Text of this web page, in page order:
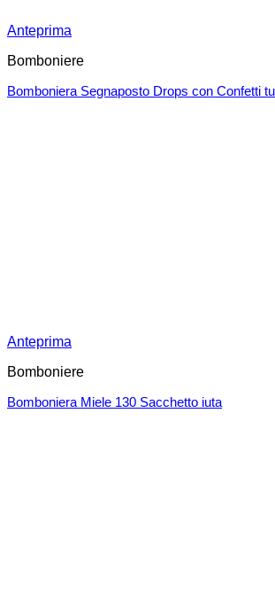
Anteprima
Bomboniere
Bomboniera Segnaposto Drops con Confetti
Anteprima
Bomboniere
Bomboniera Miele 130 Sacchetto iuta